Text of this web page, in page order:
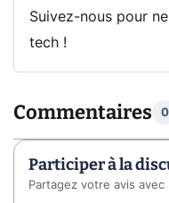
Suivez-nous pour
tech !
Commentaires 0
Participer à la
Partagez votre avis